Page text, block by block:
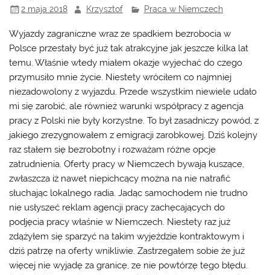
2 maja 2018 Krzysztof Praca w Niemczech
Wyjazdy zagraniczne wraz ze spadkiem bezrobocia w
Polsce przestały być już tak atrakcyjne jak jeszcze kilka lat
temu. Właśnie wtedy miałem okazje wyjechać do czego
przymusiło mnie życie. Niestety wróciłem co najmniej
niezadowolony z wyjazdu. Przede wszystkim niewiele udało
mi się zarobić, ale również warunki współpracy z agencja
pracy z Polski nie były korzystne. To był zasadniczy powód, z
jakiego zrezygnowałem z emigracji zarobkowej. Dziś kolejny
raz stałem się bezrobotny i rozważam różne opcje
zatrudnienia. Oferty pracy w Niemczech bywają kuszące,
zwłaszcza iż nawet niepichcący można na nie natrafić
słuchając lokalnego radia. Jadąc samochodem nie trudno
nie usłyszeć reklam agencji pracy zachęcających do
podjęcia pracy właśnie w Niemczech. Niestety raz już
zdążyłem się sparzyć na takim wyjeździe kontraktowym i
dziś patrzę na oferty wnikliwie. Zastrzegałem sobie że już
więcej nie wyjadę za granicę, ze nie powtórzę tego błędu.